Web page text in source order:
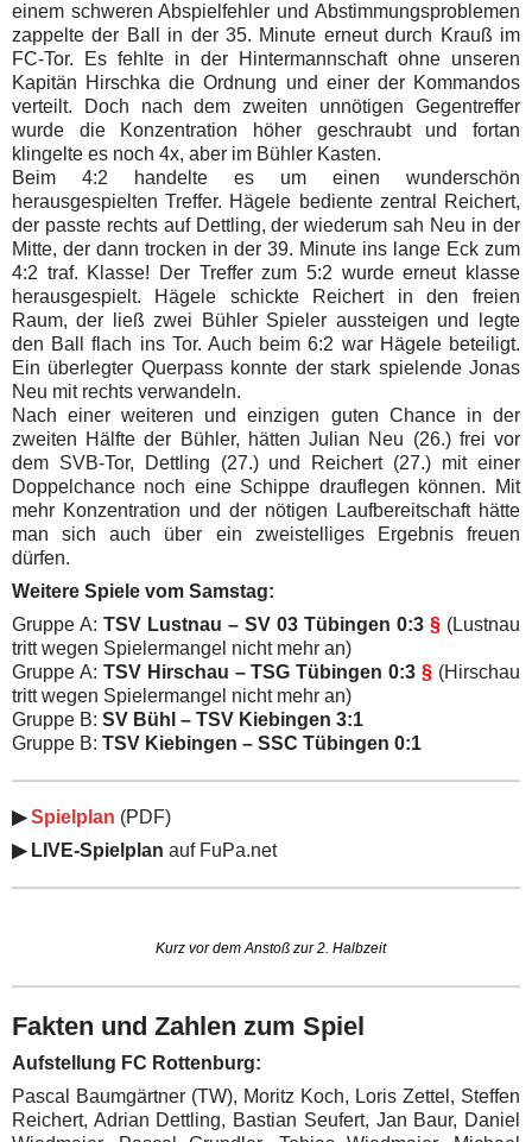
einem schweren Abspielfehler und Abstimmungsproblemen
zappelte der Ball in der 35. Minute erneut durch Krauß im
FC-Tor. Es fehlte in der Hintermannschaft ohne unseren
Kapitän Hirschka die Ordnung und einer der Kommandos
verteilt. Doch nach dem zweiten unnötigen Gegentreffer
wurde die Konzentration höher geschraubt und fortan
klingelte es noch 4x, aber im Bühler Kasten.
Beim 4:2 handelte es um einen wunderschön
herausgespielten Treffer. Hägele bediente zentral Reichert,
der passte rechts auf Dettling, der wiederum sah Neu in der
Mitte, der dann trocken in der 39. Minute ins lange Eck zum
4:2 traf. Klasse! Der Treffer zum 5:2 wurde erneut klasse
herausgespielt. Hägele schickte Reichert in den freien
Raum, der ließ zwei Bühler Spieler aussteigen und legte
den Ball flach ins Tor. Auch beim 6:2 war Hägele beteiligt.
Ein überlegter Querpass konnte der stark spielende Jonas
Neu mit rechts verwandeln.
Nach einer weiteren und einzigen guten Chance in der
zweiten Hälfte der Bühler, hätten Julian Neu (26.) frei vor
dem SVB-Tor, Dettling (27.) und Reichert (27.) mit einer
Doppelchance noch eine Schippe drauflegen können. Mit
mehr Konzentration und der nötigen Laufbereitschaft hätte
man sich auch über ein zweistelliges Ergebnis freuen
dürfen.
Weitere Spiele vom Samstag:
Gruppe A: TSV Lustnau – SV 03 Tübingen 0:3 § (Lustnau
tritt wegen Spielermangel nicht mehr an)
Gruppe A: TSV Hirschau – TSG Tübingen 0:3§ (Hirschau
tritt wegen Spielermangel nicht mehr an)
Gruppe B: SV Bühl – TSV Kiebingen 3:1
Gruppe B: TSV Kiebingen – SSC Tübingen 0:1
▶Spielplan (PDF)
▶ LIVE-Spielplan auf FuPa.net
Kurz vor dem Anstoß zur 2. Halbzeit
Fakten und Zahlen zum Spiel
Aufstellung FC Rottenburg:
Pascal Baumgärtner (TW), Moritz Koch, Loris Zettel, Steffen
Reichert, Adrian Dettling, Bastian Seufert, Jan Baur, Daniel